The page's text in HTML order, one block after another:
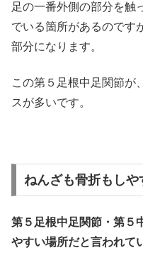
足の一番外側の部分を触
でいる箇所があるのです
部分になります。
この第５足根中足関節が、
スが多いです。
ねんざも骨折もしや
第５足根中足関節・第５
やすい場所だと言われて